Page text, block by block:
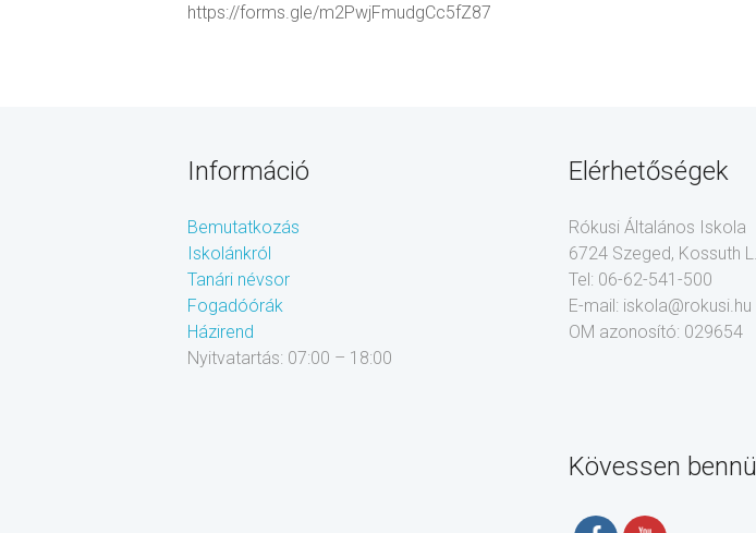
https://forms.gle/m2PwjFmudgCc5fZ87
Információ
Bemutatkozás
Iskolánkról
Tanári névsor
Fogadóórák
Házirend
Nyitvatartás: 07:00 – 18:00
Elérhetőségek
Rókusi Általános Iskola
6724 Szeged, Kossuth
Tel: 06-62-541-500
E-mail: iskola@rokusi.hu
OM azonosító: 029654
Kövessen